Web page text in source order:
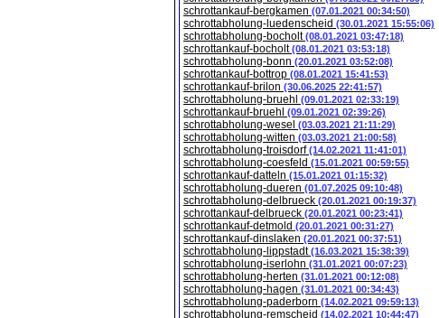
schrottankauf-bergkamen (07.01.2021 00:34:50)
schrottabholung-luedenscheid (30.01.2021 15:55:06)
schrottabholung-bocholt(08.01.2021 03:47:18)
schrottankauf-bocholt(08.01.2021 03:53:18)
schrottabholung-bonn (20.01.2021 03:52:08)
schrottankauf-bottrop (08.01.2021 15:41:53)
schrottankauf-brilon (30.06.2025 22:41:57)
schrottabholung-bruehl (09.01.2021 02:33:19)
schrottankauf-bruehl (09.01.2021 02:39:26)
schrottabholung-wesel (03.03.2021 21:11:29)
schrottabholung-witten (03.03.2021 21:00:58)
schrottabholung-troisdorf(14.02.2021 11:41:01)
schrottabholung-coesfeld (15.01.2021 00:59:55)
schrottankauf-datteln (15.01.2021 01:15:32)
schrottabholung-dueren (01.07.2025 09:10:48)
schrottabholung-delbrueck (20.01.2021 00:19:37)
schrottankauf-delbrueck (20.01.2021 00:23:41)
schrottankauf-detmold (20.01.2021 00:31:27)
schrottankauf-dinslaken (20.01.2021 00:37:51)
schrottabholung-lippstadt(16.03.2021 15:38:39)
schrottabholung-iserlohn (31.01.2021 00:07:23)
schrottabholung-herten (31.01.2021 00:12:08)
schrottabholung-hagen (31.01.2021 00:34:43)
schrottabholung-paderborn (14.02.2021 09:59:13)
schrottabholung-remscheid (14.02.2021 10:44:47)